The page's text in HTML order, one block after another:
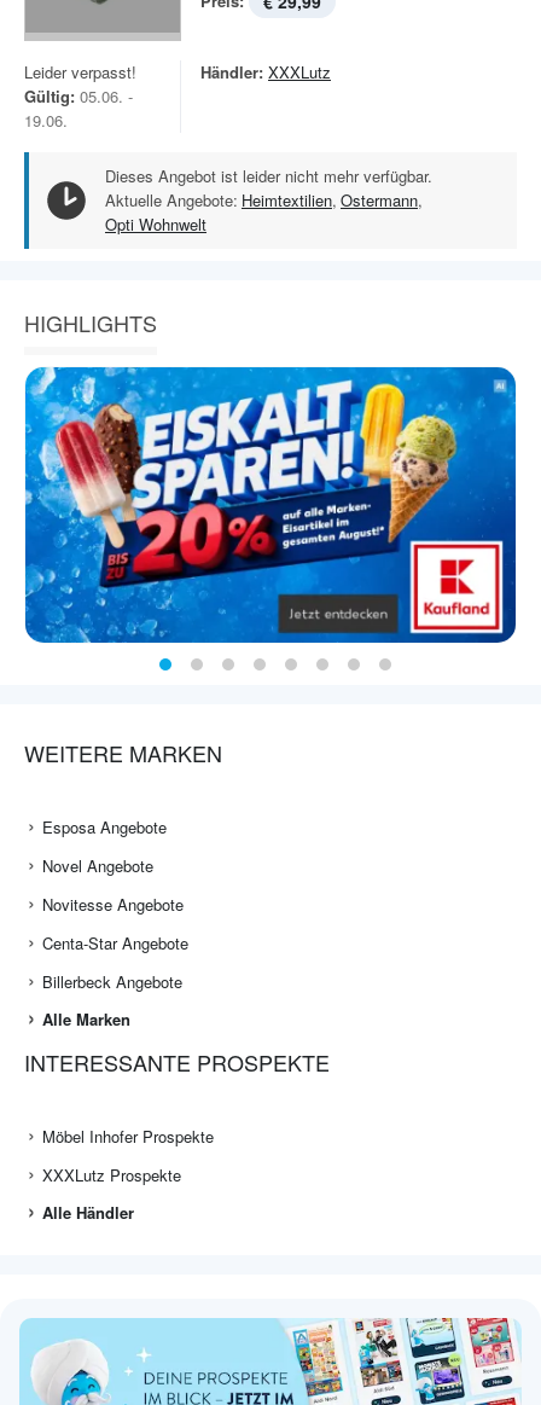
Leider verpasst!
Gültig: 05.06. -
19.06.
Händler: XXXLutz
Dieses Angebot ist leider nicht mehr verfügbar.
Aktuelle Angebote: Heimtextilien, Ostermann,
Opti Wohnwelt
HIGHLIGHTS
WEITERE MARKEN
Esposa Angebote
Novel Angebote
Novitesse Angebote
Centa-Star Angebote
Billerbeck Angebote
Alle Marken
INTERESSANTE PROSPEKTE
Möbel Inhofer Prospekte
XXXLutz Prospekte
Alle Händler